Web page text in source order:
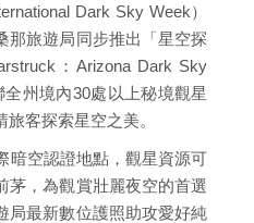
Dark Sky Week）
那旅遊局同步推出「星空探
：Arizona Dark Sky
全州境內30處以上秘境觀星
客探索星空之美。
暗空認證地點，觀星資源可
茅，為觀賞壯麗夜空的首選
局最新數位護照助攻愛好純